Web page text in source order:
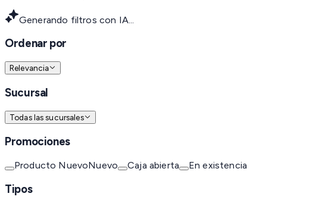
Generando filtros con IA...
Ordenar por
Relevancia
Sucursal
Todas las sucursales
Promociones
Producto NuevoNuevo Caja abierta En existencia
Tipos